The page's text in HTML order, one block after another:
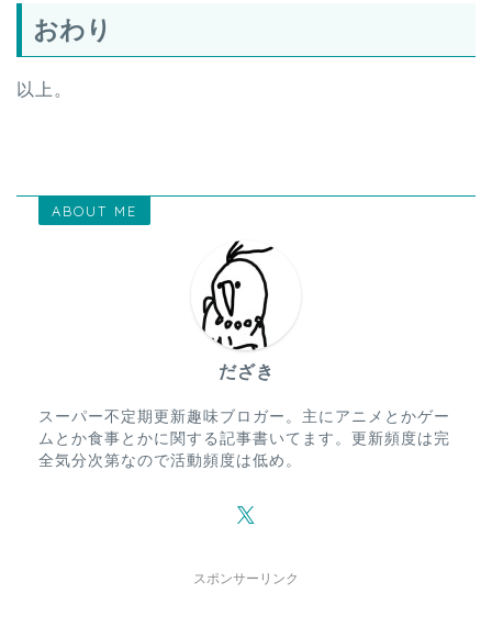
おわり
以上。
ABOUT ME
だざき
スーパー不定期更新趣味ブロガー。主にアニメとかゲー
ムとか食事とかに関する記事書いてます。更新頻度は完
全気分次第なので活動頻度は低め。
スポンサーリンク